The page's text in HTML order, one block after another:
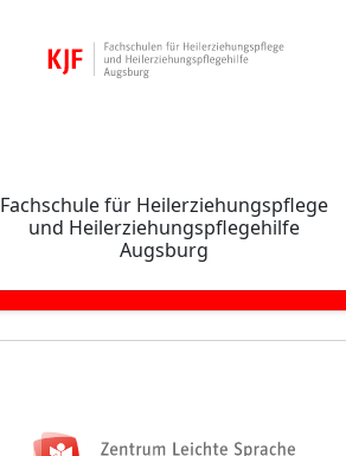
Fachschule für Heilerziehungspflege
und Heilerziehungspflegehilfe
Augsburg